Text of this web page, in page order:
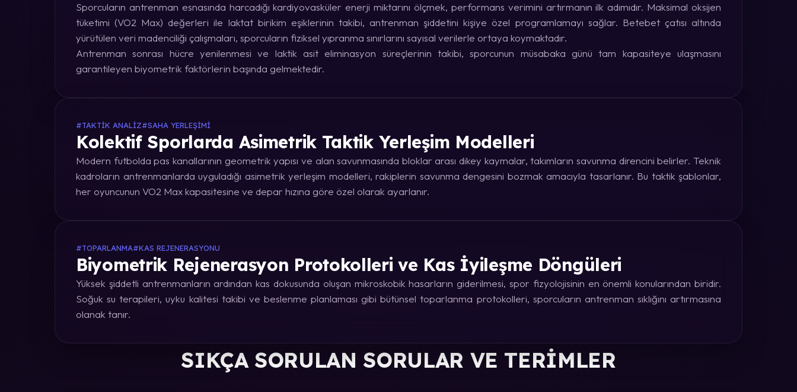
Sporcuların antrenman esnasında harcadığı kardiyovasküler enerji miktarını ölçmek, performans verimini artırmanın ilk adımıdır. Maksimal oksijen
tüketimi (VO2 Max) değerleri ile laktat birikim eşiklerinin takibi, antrenman şiddetini kişiye özel programlamayı sağlar. Betebet çatısı altında
yürütülen veri madenciliği çalışmaları, sporcuların fiziksel yıpranma sınırlarını sayısal verilerle ortaya koymaktadır.
Antrenman sonrası hücre yenilenmesi ve laktik asit eliminasyon süreçlerinin takibi, sporcunun müsabaka günü tam kapasiteye ulaşmasını
garantileyen biyometrik faktörlerin başında gelmektedir.
#TAKTIK ANALIZ#SAHA YERLEŞIMI
Kolektif Sporlarda Asimetrik Taktik Yerleşim Modelleri
Modern futbolda pas kanallarının geometrik yapısı ve alan savunmasında bloklar arası dikey kaymalar, takımların savunma direncini belirler. Teknik
kadroların antrenmanlarda uyguladığı asimetrik yerleşim modelleri, rakiplerin savunma dengesini bozmak amacıyla tasarlanır. Bu taktik şablonlar,
her oyuncunun VO2 Max kapasitesine ve depar hızına göre özel olarak ayarlanır.
#TOPARLANMA#KAS REJENERASYONU
Biyometrik Rejenerasyon Protokolleri ve Kas İyileşme Döngüleri
Yüksek şiddetli antrenmanların ardından kas dokusunda oluşan mikroskobik hasarların giderilmesi, spor fizyolojisinin en önemli konularından biridir.
Soğuk su terapileri, uyku kalitesi takibi ve beslenme planlaması gibi bütünsel toparlanma protokolleri, sporcuların antrenman sıklığını artırmasına
olanak tanır.
SIKÇA SORULAN SORULAR VE TERIMLER